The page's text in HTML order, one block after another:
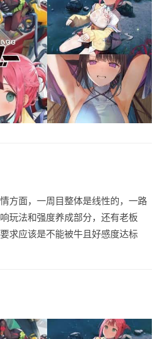
方面，一周目整体是线性的，一路
玩法和强度养成部分，还有老板
求应该是不能被牛且好感度达标